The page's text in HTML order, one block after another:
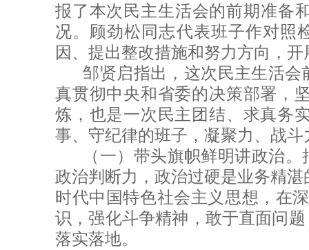
报了本次民主生活会的前期准备
况。顾劲松同志代表班子作对照
因、提出整改措施和努力方向，
邹贤启指出，这次民主生活
真贯彻中央和省委的决策部署，
炼，也是一次民主团结、求真务
事、守纪律的班子，凝聚力、战
（一）带头旗帜鲜明讲政治
政治判断力，政治过硬是业务精
时代中国特色社会主义思想，在
识，强化斗争精神，敢于直面问
落实落地。